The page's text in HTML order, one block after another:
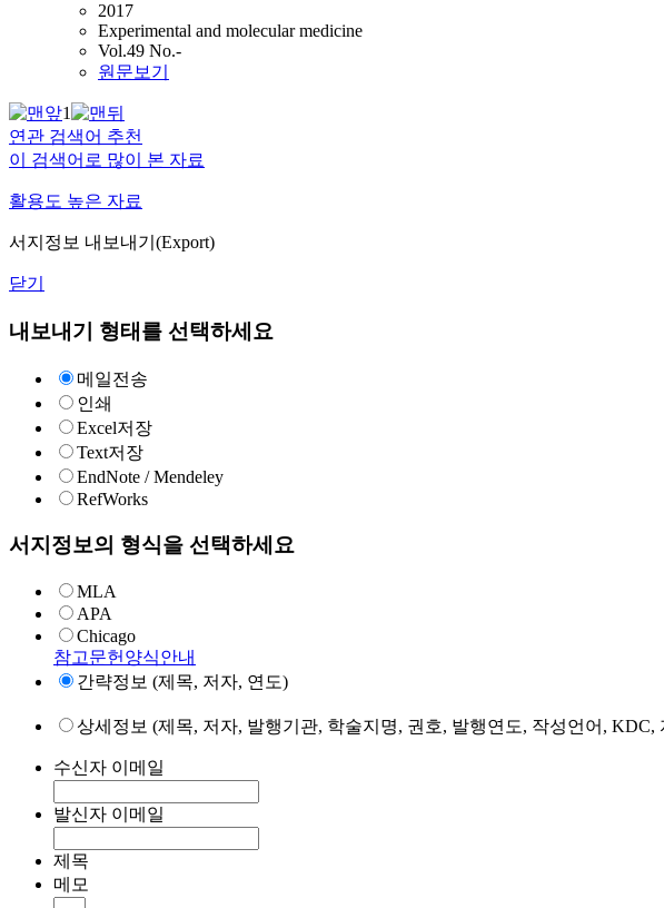
2017
Experimental and molecular medicine
Vol.49 No.-
원문보기
1
연관 검색어 추천
이 검색어로 많이 본 자료
활용도 높은 자료
서지정보 내보내기(Export)
닫기
내보내기 형태를 선택하세요
메일전송
인쇄
Excel저장
Text저장
EndNote / Mendeley
RefWorks
서지정보의 형식을 선택하세요
MLA
APA
Chicago
참고문헌양식안내
간략정보 (제목, 저자, 연도)
상세정보 (제목, 저자, 발행기관, 학술지명, 권호, 발행연도, 작성언어,
수신자 이메일
발신자 이메일
제목
메모